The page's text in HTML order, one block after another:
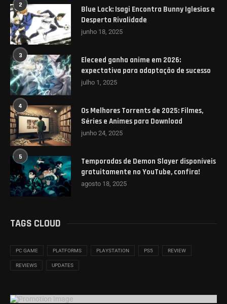
2
Blue Lock: Isagi Encontra Bunny Iglesias e
Desperta Rivalidade
junho 18, 2025
3
Eleceed ganha anime em 2026:
expectativa para adaptação de sucesso
julho 1, 2025
4
Os Melhores Torrents de 2025: Filmes,
Séries e Animes para Download
junho 24, 2025
5
Temporadas de Demon Slayer disponíveis
gratuitamente no YouTube, confira!
agosto 18, 2025
TAGS CLOUD
PC GAME PLATFORMS PLAYSTATION PS5 REVIEW
REVIEWS UPDATES